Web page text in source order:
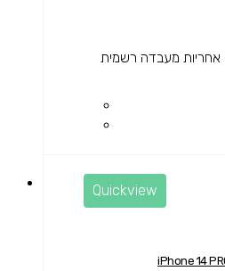
מעבדה רשמית
Quickview